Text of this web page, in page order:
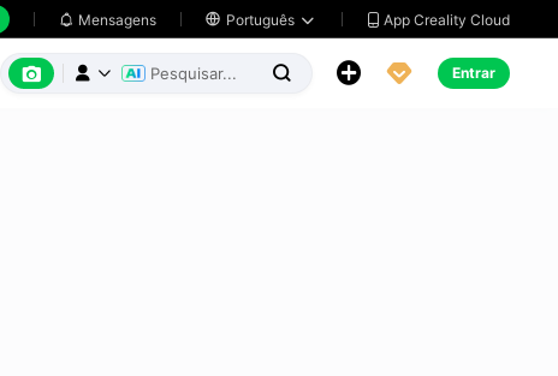
 Mensagens  Português   App Creality Cloud
      Entrar